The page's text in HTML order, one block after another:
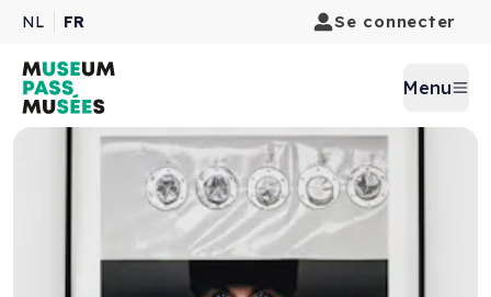
NL FR Se connecter
Menu